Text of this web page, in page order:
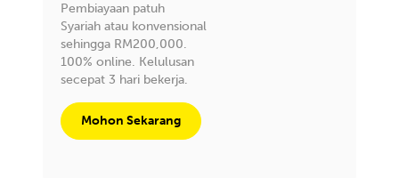
Pembiayaan patuh
Syariah atau konvensional
sehingga RM200,000.
100% online. Kelulusan
secepat 3 hari bekerja.
Mohon Sekarang